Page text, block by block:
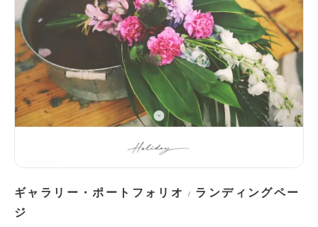
ギャラリー・ポートフォリオ / ランディングペー
ジ